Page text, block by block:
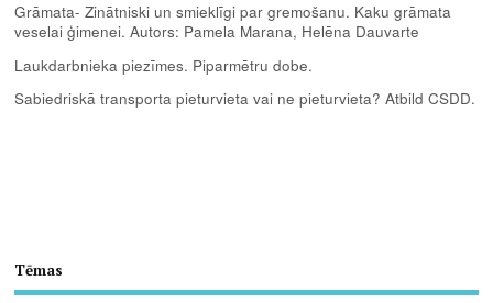
Grāmata- Zinātniski un smieklīgi par gremošanu. Kaku grāmata
veselai ģimenei. Autors: Pamela Marana, Helēna Dauvarte
Laukdarbnieka piezīmes. Piparmētru dobe.
Sabiedriskā transporta pieturvieta vai ne pieturvieta? Atbild CSDD.
Tēmas